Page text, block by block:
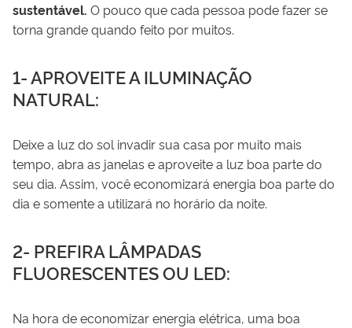
sustentável. O pouco que cada pessoa pode fazer se
torna grande quando feito por muitos.
1- APROVEITE A ILUMINAÇÃO
NATURAL:
Deixe a luz do sol invadir sua casa por muito mais
tempo, abra as janelas e aproveite a luz boa parte do
seu dia. Assim, você economizará energia boa parte do
dia e somente a utilizará no horário da noite.
2- PREFIRA LÂMPADAS
FLUORESCENTES OU LED:
Na hora de economizar energia elétrica, uma boa